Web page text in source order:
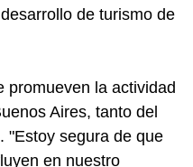
de turismo de
promueven la actividad
Aires, tanto del
"Estoy segura de que
en nuestro